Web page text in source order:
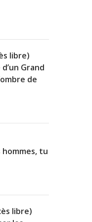
libre)
Grand
de
hommes, tu
libre)